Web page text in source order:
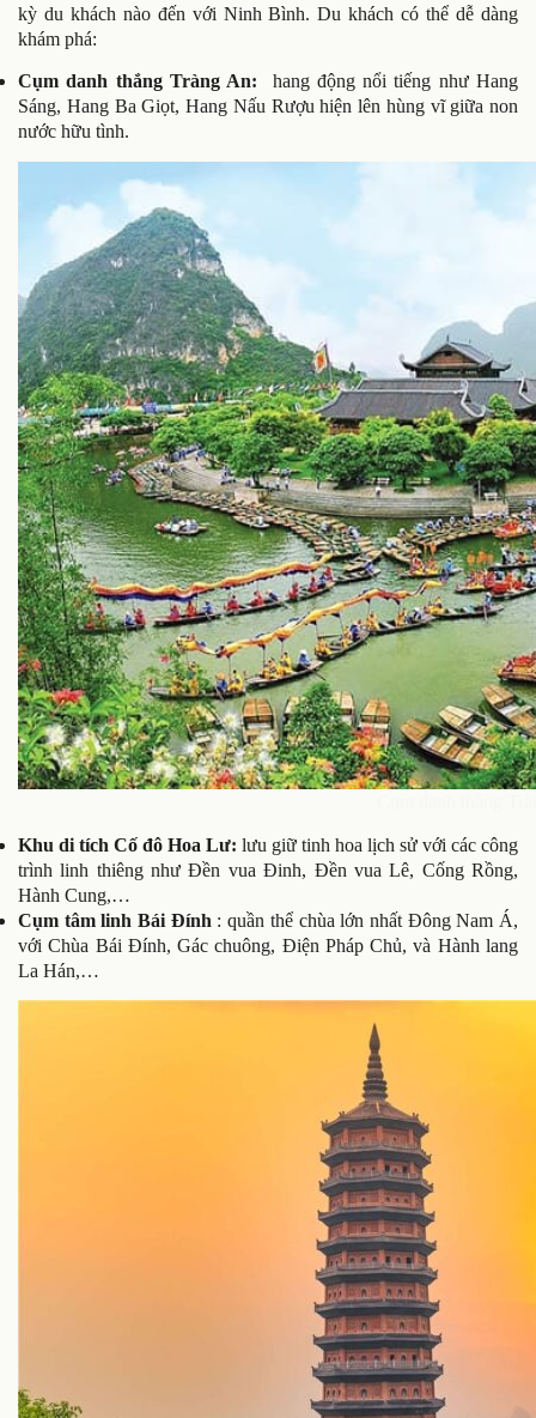
kỳ du khách nào đến với Ninh Bình. Du khách có thể dễ dàng
khám phá:
Cụm danh thắng Tràng An:
hang động nổi tiếng như Hang
Sáng, Hang Ba Giọt, Hang Nấu Rượu hiện lên hùng vĩ giữa non
nước hữu tình.
Khu di tích Cố đô Hoa Lư: lưu giữ tinh hoa lịch sử với các công
trình linh thiêng như Đền vua Đinh, Đền vua Lê, Cống Rồng,
Hành Cung,…
Cụm tâm linh Bái Đính : quần thể chùa lớn nhất Đông Nam Á,
với Chùa Bái Đính, Gác chuông, Điện Pháp Chủ, và Hành lang
La Hán,…